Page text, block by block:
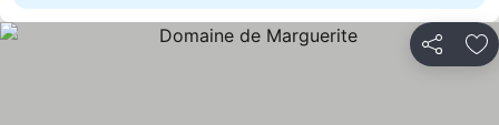
Partilhar